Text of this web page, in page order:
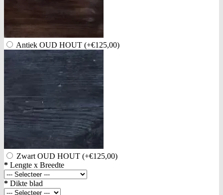
Antiek OUD HOUT (+€125,00)
Zwart OUD HOUT (+€125,00)
* Lengte x Breedte
* Dikte blad